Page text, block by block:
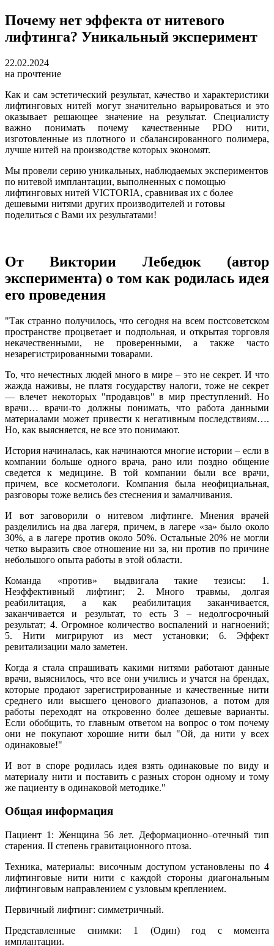
Почему нет эффекта от нитевого
лифтинга? Уникальный эксперимент
22.02.2024
на прочтение
Как и сам эстетический результат, качество и характеристики
лифтинговых нитей могут значительно варьироваться и это
оказывает решающее значение на результат. Специалисту
важно понимать почему качественные PDO нити,
изготовленные из плотного и сбалансированного полимера,
лучше нитей на производстве которых экономят.
Мы провели серию уникальных, наблюдаемых экспериментов
по нитевой имплантации, выполненных с помощью
лифтинговых нитей VICTORIA, сравнивая их с более
дешевыми нитями других производителей и готовы
поделиться с Вами их результатами!
От Виктории Лебедюк (автор
эксперимента) о том как родилась идея
его проведения
"Так странно получилось, что сегодня на всем постсоветском
пространстве процветает и подпольная, и открытая торговля
некачественными, не проверенными, а также часто
незарегистрированными товарами.
То, что нечестных людей много в мире – это не секрет. И что
жажда наживы, не платя государству налоги, тоже не секрет
— влечет некоторых "продавцов" в мир преступлений. Но
врачи… врачи-то должны понимать, что работа данными
материалами может привести к негативным последствиям….
Но, как выясняется, не все это понимают.
История начиналась, как начинаются многие истории – если в
компании больше одного врача, рано или поздно общение
сведется к медицине. В той компании были все врачи,
причем, все косметологи. Компания была неофициальная,
разговоры тоже велись без стеснения и замалчивания.
И вот заговорили о нитевом лифтинге. Мнения врачей
разделились на два лагеря, причем, в лагере «за» было около
30%, а в лагере против около 50%. Остальные 20% не могли
четко выразить свое отношение ни за, ни против по причине
небольшого опыта работы в этой области.
Команда «против» выдвигала такие тезисы: 1.
Неэффективный лифтинг; 2. Много травмы, долгая
реабилитация, а как реабилитация заканчивается,
заканчивается и результат, то есть 3 – недолгосрочный
результат; 4. Огромное количество воспалений и нагноений;
5. Нити мигрируют из мест установки; 6. Эффект
ревитализации мало заметен.
Когда я стала спрашивать какими нитями работают данные
врачи, выяснилось, что все они учились и учатся на брендах,
которые продают зарегистрированные и качественные нити
среднего или высшего ценового диапазонов, а потом для
работы переходят на откровенно более дешевые варианты.
Если обобщить, то главным ответом на вопрос о том почему
они не покупают хорошие нити был "Ой, да нити у всех
одинаковые!"
И вот в споре родилась идея взять одинаковые по виду и
материалу нити и поставить с разных сторон одному и тому
же пациенту в одинаковой методике."
Общая информация
Пациент 1: Женщина 56 лет. Деформационно–отечный тип
старения. II степень гравитационного птоза.
Техника, материалы: височным доступом установлены по 4
лифтинговые нити нити с каждой стороны диагональным
лифтинговым направлением с узловым креплением.
Первичный лифтинг: симметричный.
Представленные снимки: 1 (Один) год с момента
имплантации.